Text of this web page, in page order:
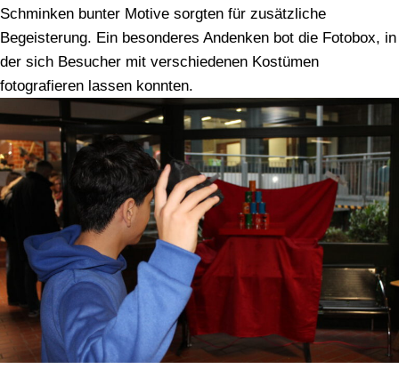
Schminken bunter Motive sorgten für zusätzliche
Begeisterung. Ein besonderes Andenken bot die Fotobox, in
der sich Besucher mit verschiedenen Kostümen
fotografieren lassen konnten.